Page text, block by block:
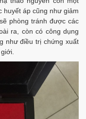
huyết áp cũng như giảm
phòng tránh được các
ra, còn có công dụng
như điều trị chứng xuất